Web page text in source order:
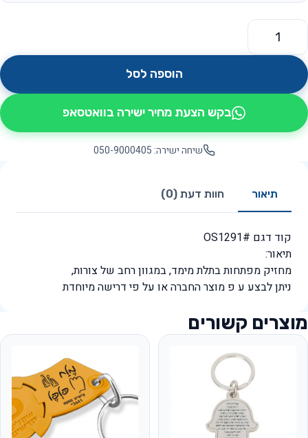
כמות של תלת מימד OS1291
הוספה לסל
בקש הצעת מחיר ישירה בוואטסאפ
שיחה ישירה: 050-9000405
תיאור חוות דעת (0)
קוד דגם #OS1291
תיאור:
מחזיק מפתחות בתלת מימד, במגוון רחב של צורות,
ניתן לבצע ע פ מוצר החברה או על פי דרישה מיוחדת
מוצרים קשורים